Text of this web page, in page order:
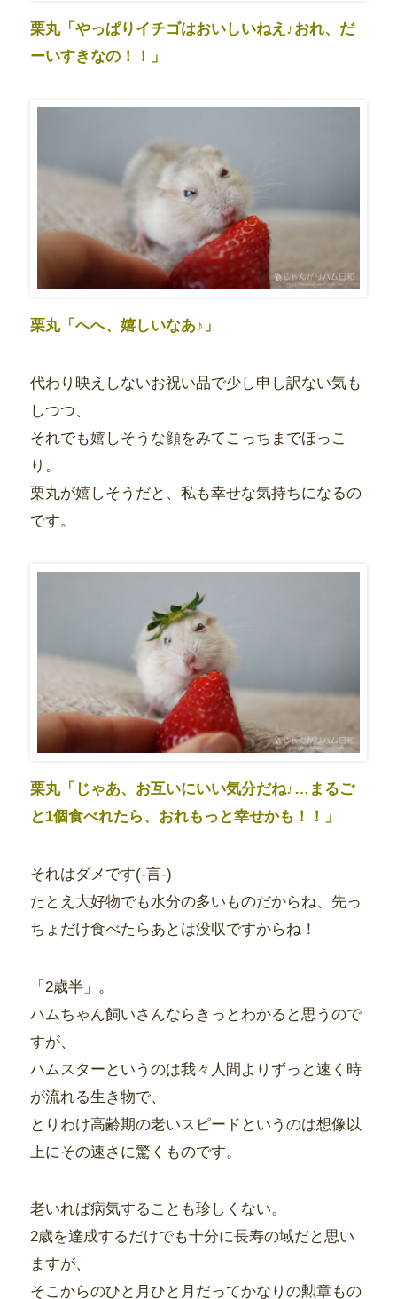
栗丸「やっぱりイチゴはおいしいねえ♪おれ、だ
ーいすきなの！！」
栗丸「へへ、嬉しいなあ♪」
代わり映えしないお祝い品で少し申し訳ない気も
しつつ、
それでも嬉しそうな顔をみてこっちまでほっこ
り。
栗丸が嬉しそうだと、私も幸せな気持ちになるの
です。
栗丸「じゃあ、お互いにいい気分だね♪…まるご
と1個食べれたら、おれもっと幸せかも！！」
それはダメです(-言-)
たとえ大好物でも水分の多いものだからね、先っ
ちょだけ食べたらあとは没収ですからね！
「2歳半」。
ハムちゃん飼いさんならきっとわかると思うので
すが、
ハムスターというのは我々人間よりずっと速く時
が流れる生き物で、
とりわけ高齢期の老いスピードというのは想像以
上にその速さに驚くものです。
老いれば病気することも珍しくない。
2歳を達成するだけでも十分に長寿の域だと思い
ますが、
そこからのひと月ひと月だってかなりの勲章もの